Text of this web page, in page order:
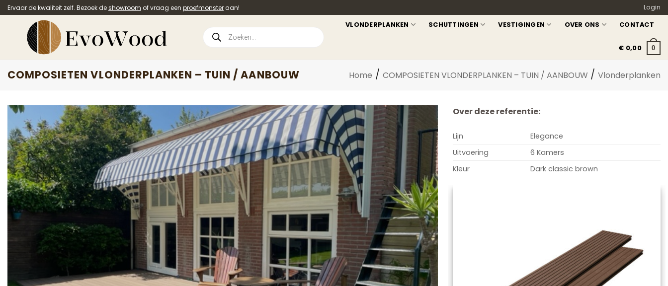
Ga
naar
Ervaar de kwaliteit zelf. Bezoek deshowroom of vraag een proefmonster aan! Login
Producten
zoeken
VLONDERPLANKEN SCHUTTINGEN VESTIGINGEN OVER ONS CONTACT
€ 0,00 0
COMPOSIETEN VLONDERPLANKEN – TUIN / AANBOUW Home / COMPOSIETEN VLONDERPLANKEN – TUIN / AANBOUW / Vlonderplanken
Over deze referentie:
Lijn
Elegance
Uitvoering
6 Kamers
Kleur
Dark classic brown